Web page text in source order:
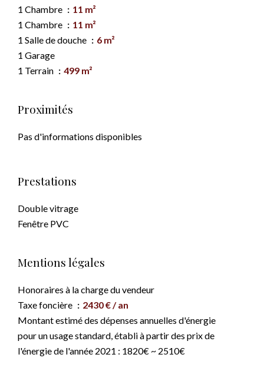
1 Chambre
11 m²
1 Chambre
11 m²
1 Salle de douche
6 m²
1 Garage
1 Terrain
499 m²
Proximités
Pas d'informations disponibles
Prestations
Double vitrage
Fenêtre PVC
Mentions légales
Honoraires à la charge du vendeur
Taxe foncière
2430 € / an
Montant estimé des dépenses annuelles d'énergie
pour un usage standard, établi à partir des prix de
l'énergie de l'année 2021 : 1820€ ~ 2510€